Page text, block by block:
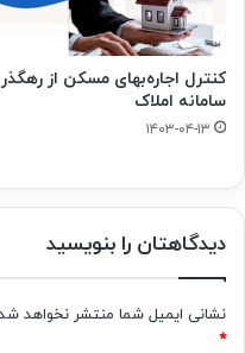
کنترل اجاره‌بهای مسکن از رهگذر
سامانه املاک
۱۴۰۳-۰۴-۱۳
دیدگاهتان را بنویسید
نشانی ایمیل شما منتشر نخواهد
*